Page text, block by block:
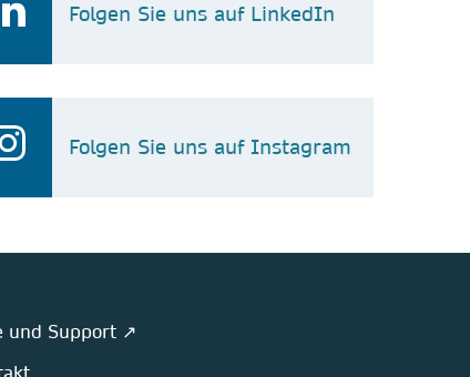
Folgen Sie uns auf LinkedIn
Folgen Sie uns auf Instagram
und Support ↗